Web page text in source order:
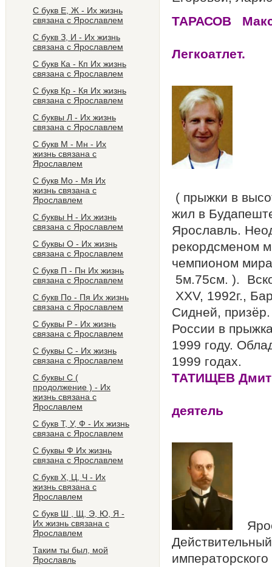
С букв Е, Ж - Их жизнь
связана с Ярославлем
C букв З, И - Их жизнь
связана с Ярославлем
C букв Ка - Кп Их жизнь
связана с Ярославлем
С букв Кр - Кя Их жизнь
связана с Ярославлем
С буквы Л - Их жизнь
связана с Ярославлем
С букв М - Мн - Их
жизнь связана с
Ярославлем
C букв Мо - Мя Их
жизнь связана с
Ярославлем
С буквы Н - Их жизнь
связана с Ярославлем
C буквы О - Их жизнь
связана с Ярославлем
С букв П - Пн Их жизнь
связана с Ярославлем
С букв По - Пя Их жизнь
связана с Ярославлем
С буквы Р - Их жизнь
связана с Ярославлем
С буквы С - Их жизнь
связана с Ярославлем
С буквы С (
продолжение ) - Их
жизнь связана с
Ярославлем
С букв Т, У, Ф - Их жизнь
связана с Ярославлем
С буквы Ф Их жизнь
связана с Ярославлем
С букв Х, Ц, Ч - Их
жизнь связана с
Ярославлем
С букв Ш , Щ, Э, Ю, Я -
Их жизнь связана с
Ярославлем
Таким ты был, мой
Ярославль
( прыжки в
жил в
Ярославль.
рекордсменом
чемпионом
5м.75см. ).
ХХV, 1992г.,
Сидней,
России в
1999 году.
1999 годах.